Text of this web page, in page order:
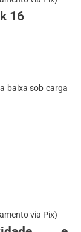
16
baixa sob carga
via Pix)